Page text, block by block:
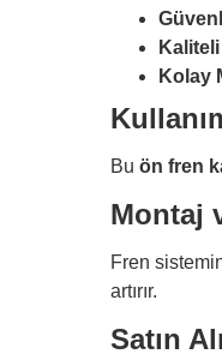
Kolay
Bu ön fren
Montaj
Fren
artırır.
Satın